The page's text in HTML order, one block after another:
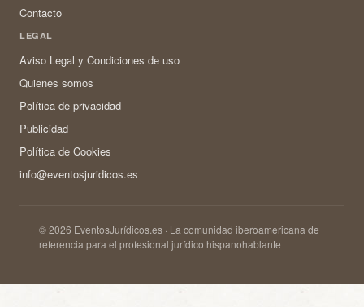
Contacto
LEGAL
Aviso Legal y Condiciones de uso
Quienes somos
Política de privacidad
Publicidad
Política de Cookies
info@eventosjuridicos.es
© 2026 EventosJurídicos.es · La comunidad iberoamericana de
referencia para el profesional jurídico hispanohablante